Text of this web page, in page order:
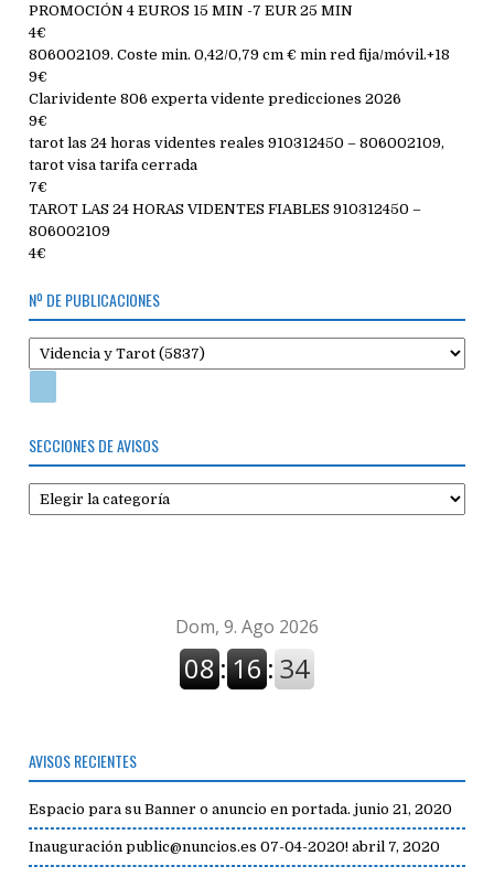
PROMOCIÓN 4 EUROS 15 MIN -7 EUR 25 MIN
4€
806002109. Coste min. 0,42/0,79 cm € min red fija/móvil.+18
9€
Clarividente 806 experta vidente predicciones 2026
9€
tarot las 24 horas videntes reales 910312450 – 806002109,
tarot visa tarifa cerrada
7€
TAROT LAS 24 HORAS VIDENTES FIABLES 910312450 –
806002109
4€
Nº DE PUBLICACIONES
SECCIONES DE AVISOS
Secciones
de
AVISOS RECIENTES
Espacio para su Banner o anuncio en portada. junio 21, 2020
Inauguración public@nuncios.es 07-04-2020! abril 7, 2020